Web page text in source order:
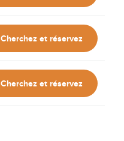
Cherchez et réservez
Cherchez et réservez